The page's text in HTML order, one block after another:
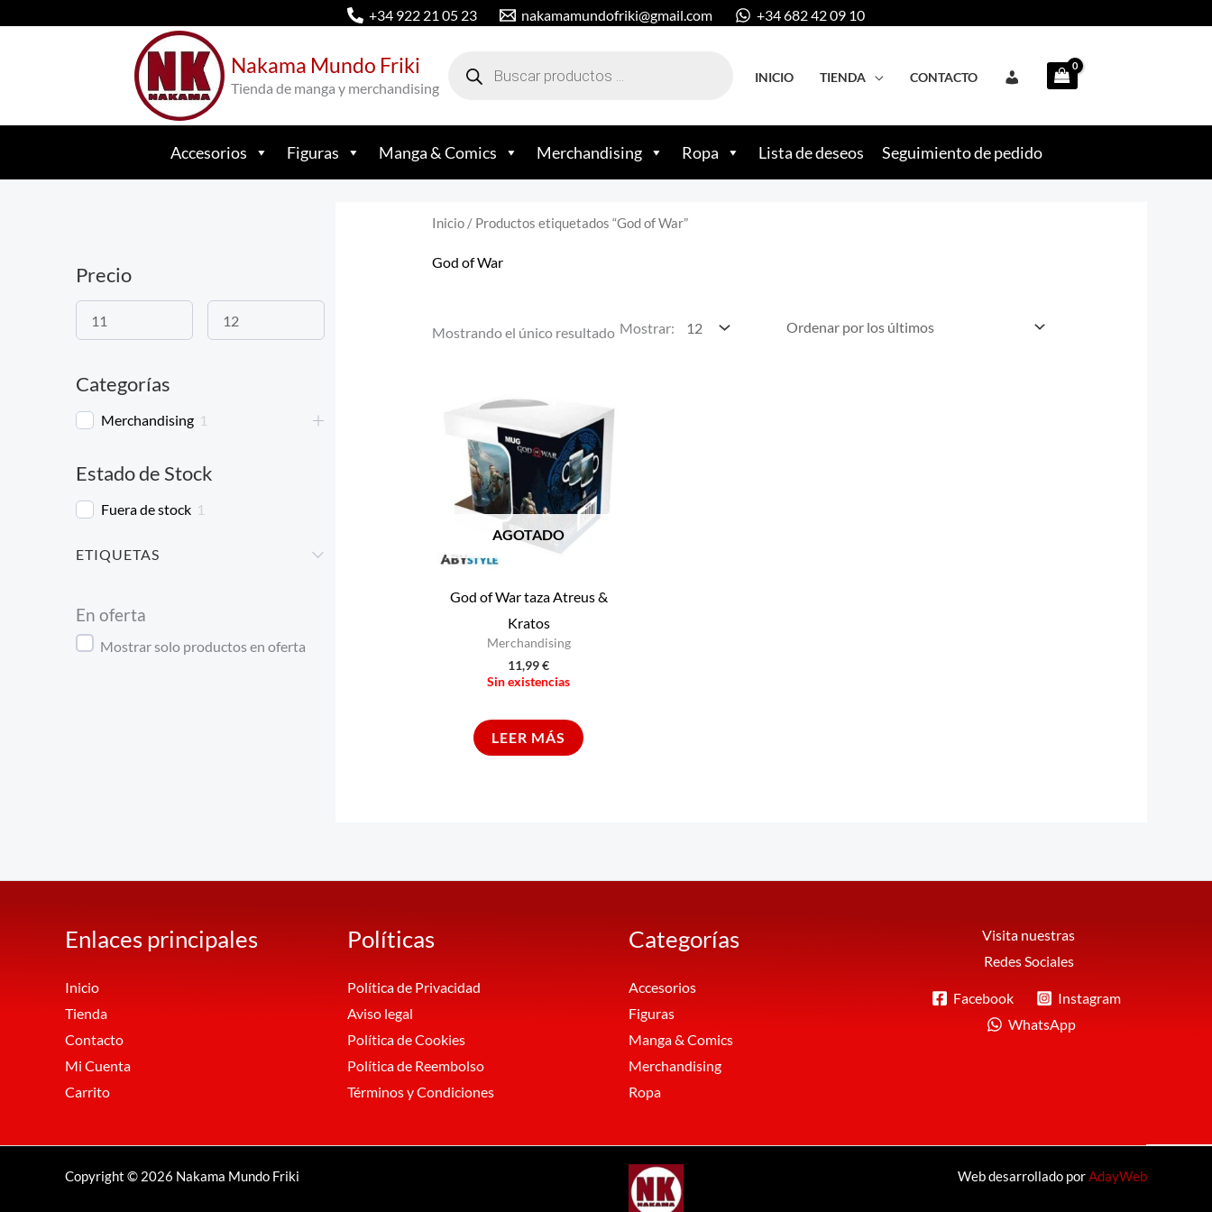
+34 922 21 05 23 nakamamundofriki@gmail.com +34 682 42 09 10
Nakama Mundo Friki
Tienda de manga y merchandising
productos
INICIO TIENDA CONTACTO
Accesorios Figuras Manga & Comics Merchandising Ropa Lista de deseos Seguimiento de pedido
Precio
Categorías
Merchandising 1
Estado de Stock
Fuera de stock 1
ETIQUETAS
En oferta
Mostrar solo productos en oferta
Inicio/ Productos etiquetados “God of War”
God of War
Mostrando el único resultado Mostrar:
AGOTADO
God of War taza Atreus &
Kratos
Merchandising
11,99€
Sin existencias
LEER MÁS
Enlaces principales
Inicio
Tienda
Contacto
Mi Cuenta
Carrito
Políticas
Política de Privacidad
Aviso legal
Política de Cookies
Política de Reembolso
Términos y Condiciones
Categorías
Accesorios
Figuras
Manga & Comics
Merchandising
Ropa
Visita nuestras
Redes Sociales
Facebook
Instagram
WhatsApp
Copyright © 2026 Nakama Mundo Friki Web desarrollado por AdayWeb